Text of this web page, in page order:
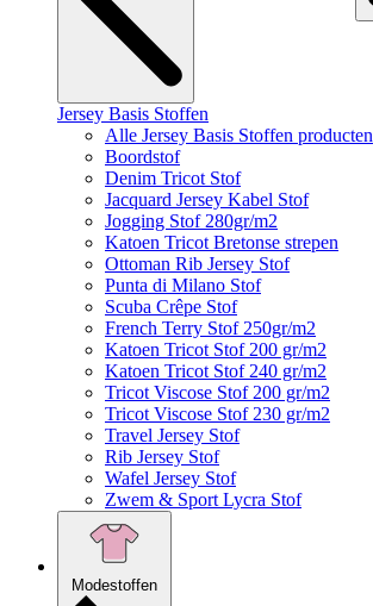
Jersey Basis Stoffen
Alle Jersey Basis Stoffen producten
Boordstof
Denim Tricot Stof
Jacquard Jersey Kabel Stof
Jogging Stof 280gr/m2
Katoen Tricot Bretonse strepen
Ottoman Rib Jersey Stof
Punta di Milano Stof
Scuba Crêpe Stof
French Terry Stof 250gr/m2
Katoen Tricot Stof 200 gr/m2
Katoen Tricot Stof 240 gr/m2
Tricot Viscose Stof 200 gr/m2
Tricot Viscose Stof 230 gr/m2
Travel Jersey Stof
Rib Jersey Stof
Wafel Jersey Stof
Zwem & Sport Lycra Stof
Modestoffen